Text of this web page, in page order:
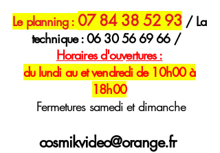
Le planning : 07 84 38 52 93 / La
technique :06 30 56 69 66/
Horairesd'ouvertures :
du lundi au et vendredi de 10h00 à
18h00
Fermetures samedi et dimanche
cosmikvideo@orange.fr